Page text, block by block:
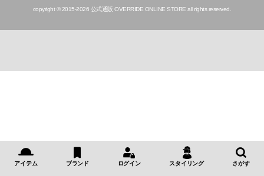
copyright © 2015-2026 公式通販 OVERRIDE ONLINE STORE all rights reserved.
アイテム ブランド ログイン スタイリング さがす